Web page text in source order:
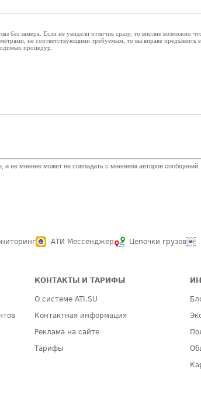
без замера. Если не увидели отличие сразу, то вполне возможно
не соответствующими требуемым, то вы вправе предъявить
процедур.
ее мнение может не совпадать с мнением авторов сообщений.
АТИ Мессенджер Цепочки грузов
КОНТАКТЫ И ТАРИФЫ
О системе ATI.SU
Контактная информация
Реклама на сайте
Тарифы